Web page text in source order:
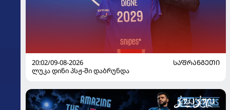
20:02/09-08-2026
ᲡᲐᲤᲠᲐᲜᲒᲔᲗᲘ
ლუკა დინი პსჟ-ში დაბრუნდა